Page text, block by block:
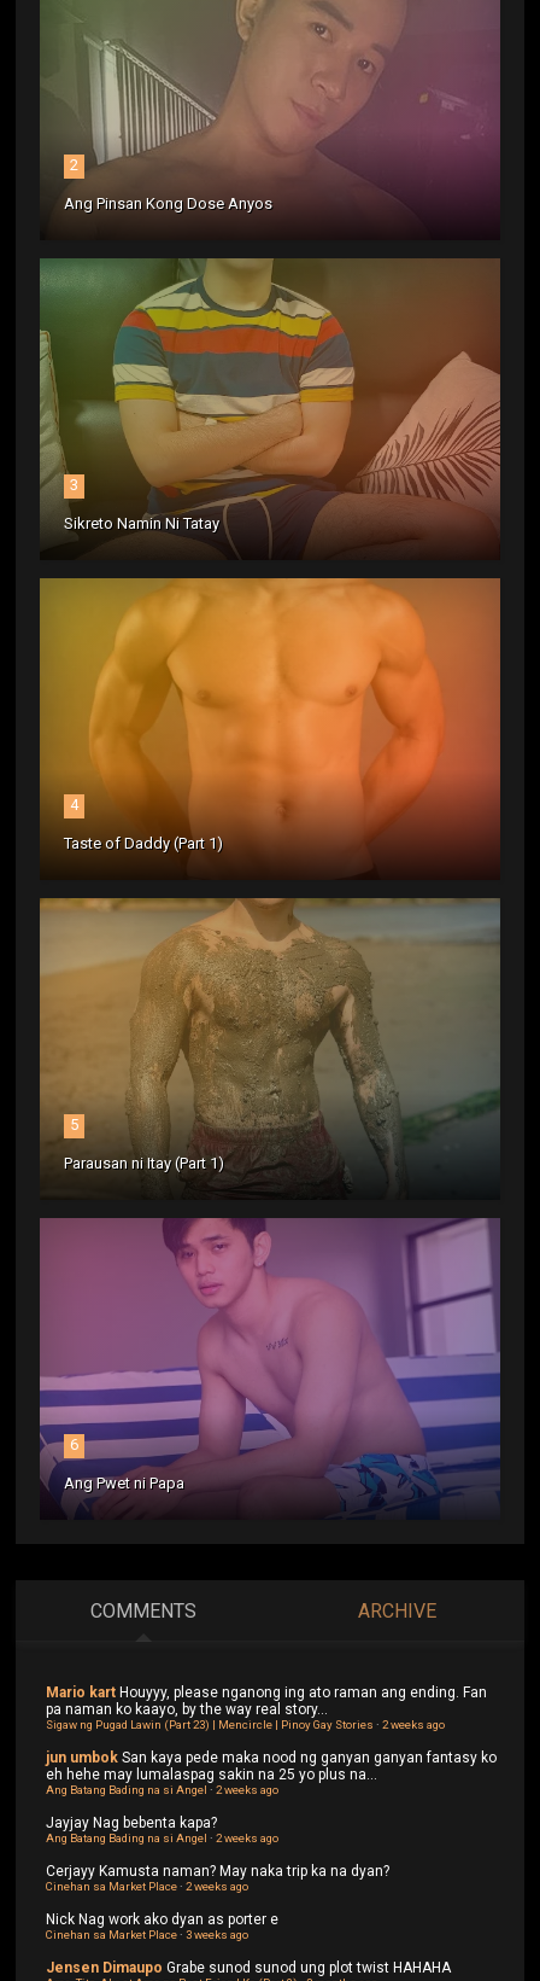
2
Ang Pinsan Kong Dose Anyos
3
Sikreto Namin Ni Tatay
4
Taste of Daddy (Part 1)
5
Parausan ni Itay (Part 1)
6
Ang Pwet ni Papa
COMMENTS ARCHIVE
Mario kart Houyyy, please nganong ing ato raman ang ending. Fan
pa naman ko kaayo, by the way real story...
Sigaw ng Pugad Lawin (Part 23) | Mencircle | Pinoy Gay Stories ·2 weeks ago
jun umbok San kaya pede maka nood ng ganyan ganyan fantasy ko
eh hehe may lumalaspag sakin na 25 yo plus na...
Ang Batang Bading na si Angel ·2 weeks ago
Jayjay Nag bebenta kapa?
Ang Batang Bading na si Angel ·2 weeks ago
Cerjayy Kamusta naman? May naka trip ka na dyan?
Cinehan sa Market Place·2 weeks ago
Nick Nag work ako dyan as porter e
Cinehan sa Market Place·3 weeks ago
Jensen Dimaupo Grabe sunod sunod ung plot twist HAHAHA